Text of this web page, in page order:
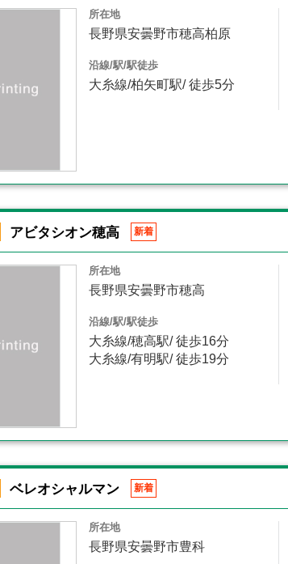
所在地
長野県安曇野市穂高柏原
沿線/駅/駅徒歩
大糸線/柏矢町駅/ 徒歩5分
アビタシオン穂高 新着
所在地
長野県安曇野市穂高
沿線/駅/駅徒歩
大糸線/穂高駅/ 徒歩16分
大糸線/有明駅/ 徒歩19分
ベレオシャルマン 新着
所在地
長野県安曇野市豊科